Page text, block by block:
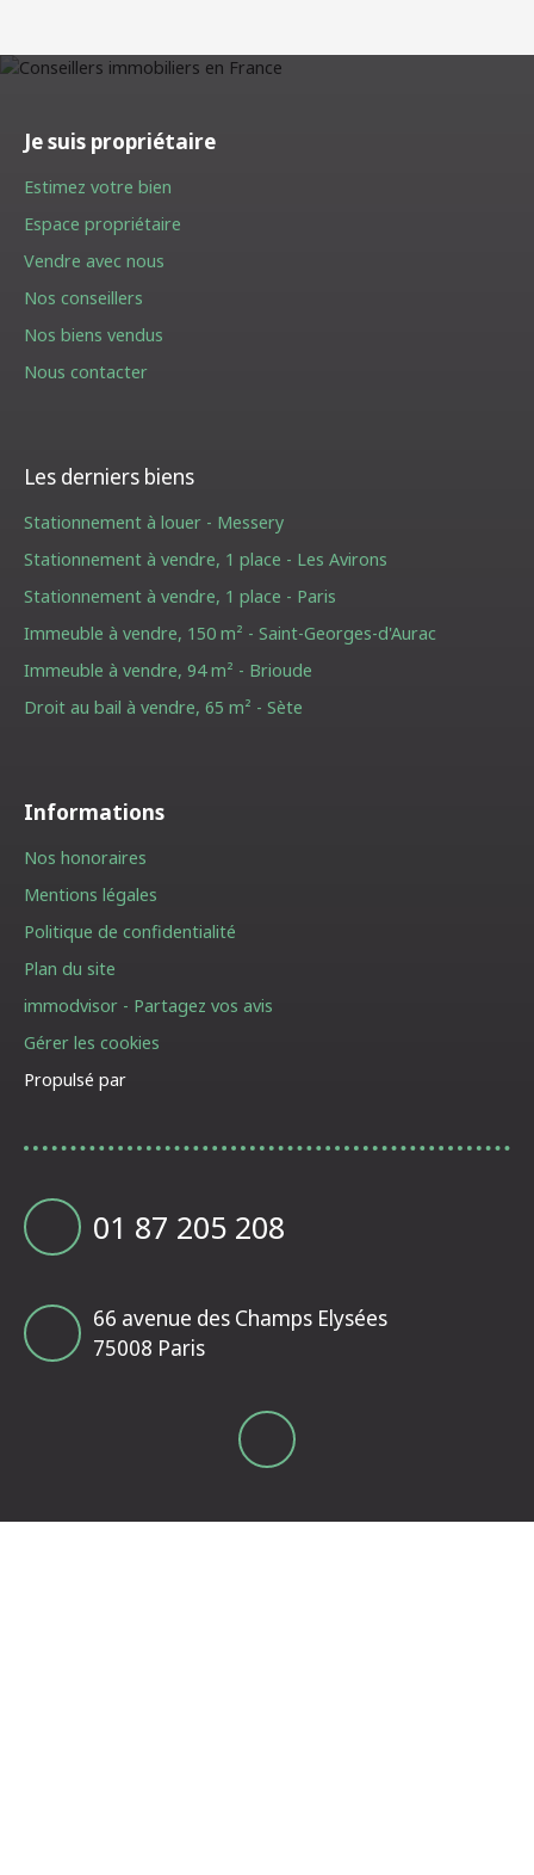
Je suis propriétaire
Estimez votre bien
Espace propriétaire
Vendre avec nous
Nos conseillers
Nos biens vendus
Nous contacter
Les derniers biens
Stationnement à louer - Messery
Stationnement à vendre, 1 place - Les Avirons
Stationnement à vendre, 1 place - Paris
Immeuble à vendre, 150 m² - Saint-Georges-d'Aurac
Immeuble à vendre, 94 m² - Brioude
Droit au bail à vendre, 65 m² - Sète
Informations
Nos honoraires
Mentions légales
Politique de confidentialité
Plan du site
immodvisor - Partagez vos avis
Gérer les cookies
Propulsé par
01 87 205 208
66 avenue des Champs Elysées
75008 Paris